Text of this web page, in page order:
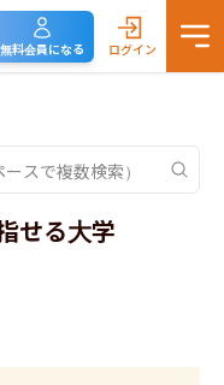
無料会員になる ログイン
せる大学